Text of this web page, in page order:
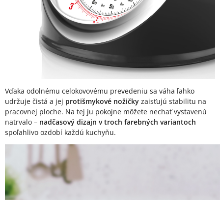
Vďaka odolnému celokovovému prevedeniu sa váha ľahko
udržuje čistá a jej protišmykové nožičky zaisťujú stabilitu na
pracovnej ploche. Na tej ju pokojne môžete nechať vystavenú
natrvalo – nadčasový dizajn v troch farebných variantoch
spoľahlivo ozdobí každú kuchyňu.